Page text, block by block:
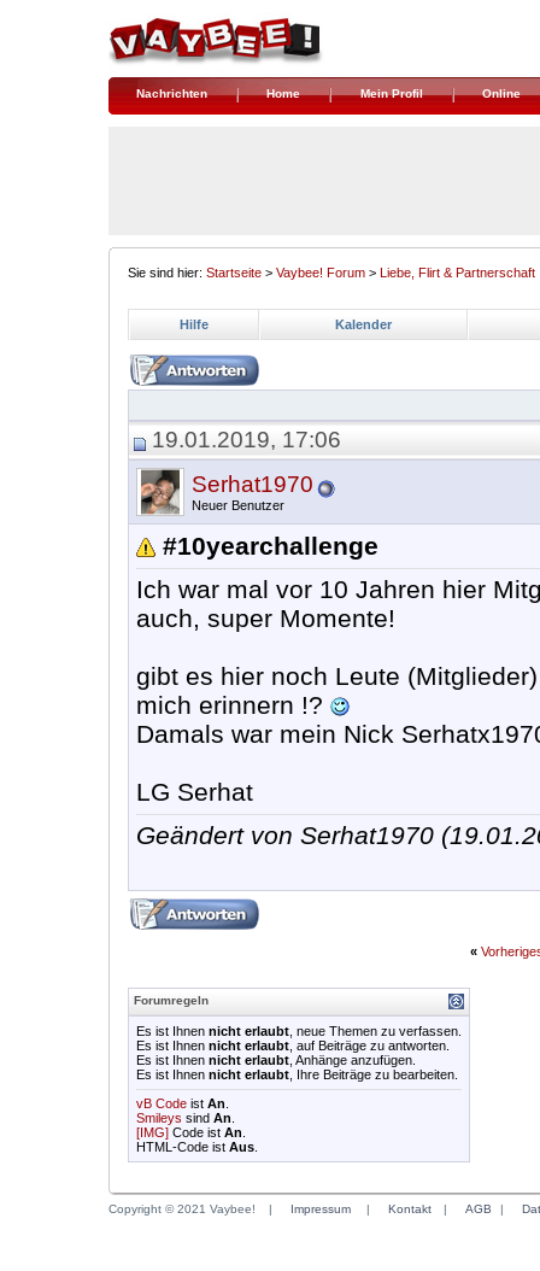
Nachrichten Home Mein Profil Online
Sie sind hier: Startseite > Vaybee! Forum > Liebe, Flirt & Partnerschaft
Hilfe Kalender
19.01.2019, 17:06
Serhat1970
Neuer Benutzer
#10yearchallenge
Ich war mal vor 10 Jahren hier
auch, super Momente!
gibt es hier noch Leute
mich erinnern !?
Damals war mein Nick
LG Serhat
Geändert von Serhat1970
«
Forumregeln
Es ist Ihnen nicht erlaubt , neue Themen zu verfassen.
Es ist Ihnen nicht erlaubt , auf Beiträge zu antworten.
Es ist Ihnen nicht erlaubt , Anhänge anzufügen.
Es ist Ihnen nicht erlaubt , Ihre Beiträge zu bearbeiten.
vB Code ist An
Smileys sind An
[IMG] Code ist An
HTML-Code ist Aus
Copyright © 2021 Vaybee! | Impressum | Kontakt | AGB |